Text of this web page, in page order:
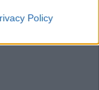
Policy